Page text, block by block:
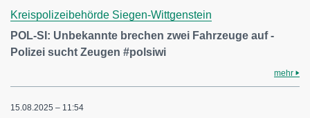
Kreispolizeibehörde Siegen-Wittgenstein
POL-SI: Unbekannte brechen zwei Fahrzeuge auf -
Polizei sucht Zeugen #polsiwi
mehr
15.08.2025 – 11:54